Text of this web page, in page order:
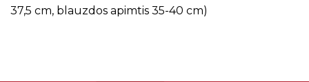
37,5 cm, blauzdos apimtis 35-40 cm)